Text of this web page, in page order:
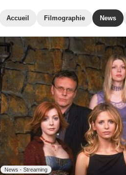
Accueil Filmographie News
News - Streaming